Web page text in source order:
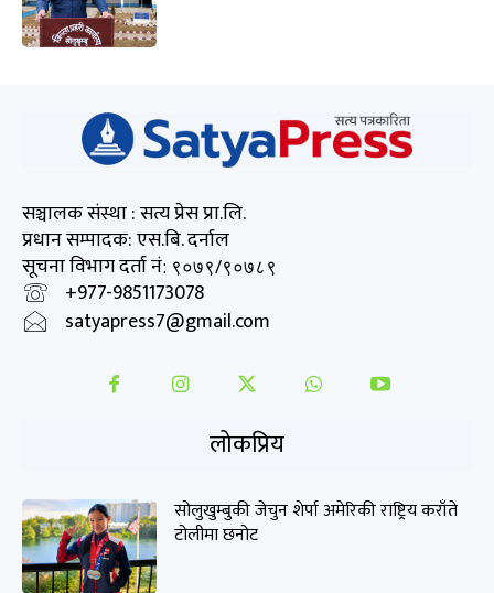
सञ्चालक संस्था : सत्य प्रेस प्रा.लि.
प्रधान सम्पादक: एस.बि. दर्नाल
सूचना विभाग दर्ता नं: ९०७९/९०७८९
+977-9851173078
satyapress7@gmail.com
लोकप्रिय
सोलुखुम्बुकी जेचुन शेर्पा अमेरिकी राष्ट्रिय कराँते
टोलीमा छनोट